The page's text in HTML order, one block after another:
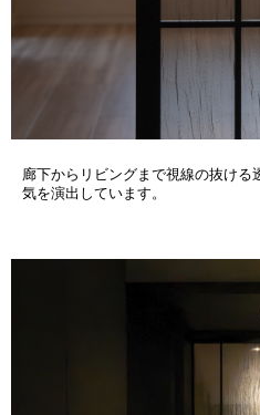
廊下からリビングまで視線の抜ける
気を演出しています。